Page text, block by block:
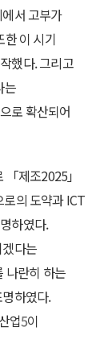
서 고부가
한 이 시기
했다. 그리고
는
로 확산되어
제조2025」
의 도약과 ICT
하였다.
다는
나란히 하는
하였다.
업5이